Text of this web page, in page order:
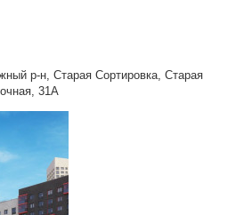
р-н, Старая Сортировка, Старая
31А